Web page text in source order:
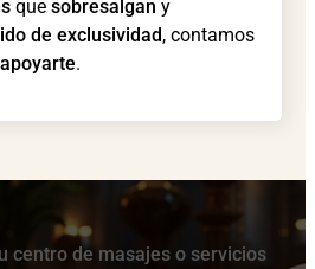
que sobresalgan y
de exclusividad, contamos
apoyarte.
centro de masajes o servicios